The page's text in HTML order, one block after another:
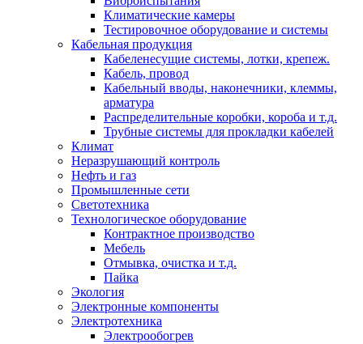
Климатические камеры
Тестировочное оборудование и системы
Кабельная продукция
Кабеленесущие системы, лотки, крепеж.
Кабель, провод
Кабельный вводы, наконечники, клеммы,
арматура
Распределительные коробки, короба и т.д.
Трубные системы для прокладки кабелей
Климат
Неразрушающий контроль
Нефть и газ
Промышленные сети
Светотехника
Технологическое оборудование
Контрактное производство
Мебель
Отмывка, очистка и т.д.
Пайка
Экология
Электронные компоненты
Электротехника
Электрообогрев